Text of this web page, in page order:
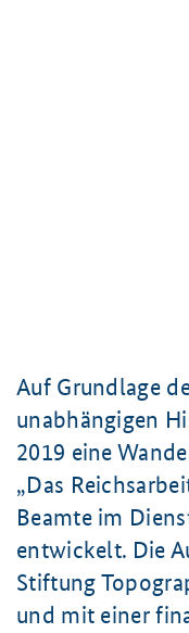
Auf Grundlage
unabhängigen
2019 eine
„Das
Beamte im
entwickelt. Die
Stiftung
und mit einer